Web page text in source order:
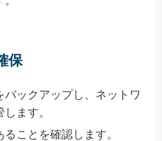
保
ックアップし、ネットワ
ます。
ことを確認します。